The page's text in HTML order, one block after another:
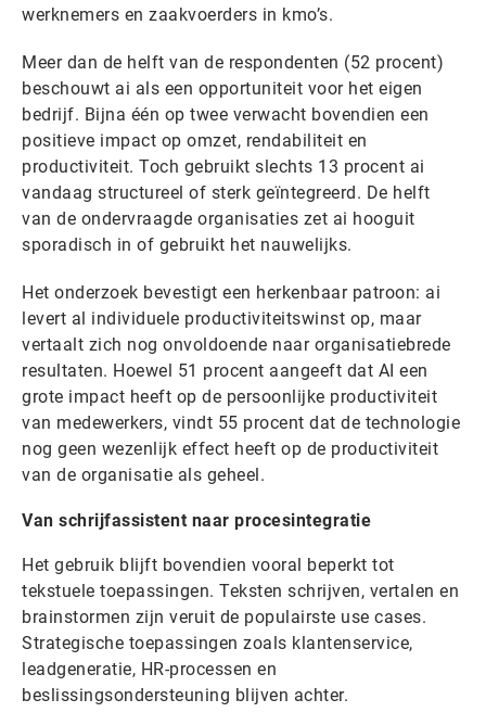
werknemers en zaakvoerders in kmo’s.
Meer dan de helft van de respondenten (52 procent)
beschouwt ai als een opportuniteit voor het eigen
bedrijf. Bijna één op twee verwacht bovendien een
positieve impact op omzet, rendabiliteit en
productiviteit. Toch gebruikt slechts 13 procent ai
vandaag structureel of sterk geïntegreerd. De helft
van de ondervraagde organisaties zet ai hooguit
sporadisch in of gebruikt het nauwelijks.
Het onderzoek bevestigt een herkenbaar patroon: ai
levert al individuele productiviteitswinst op, maar
vertaalt zich nog onvoldoende naar organisatiebrede
resultaten. Hoewel 51 procent aangeeft dat AI een
grote impact heeft op de persoonlijke productiviteit
van medewerkers, vindt 55 procent dat de technologie
nog geen wezenlijk effect heeft op de productiviteit
van de organisatie als geheel.
Van schrijfassistent naar procesintegratie
Het gebruik blijft bovendien vooral beperkt tot
tekstuele toepassingen. Teksten schrijven, vertalen en
brainstormen zijn veruit de populairste use cases.
Strategische toepassingen zoals klantenservice,
leadgeneratie, HR-processen en
beslissingsondersteuning blijven achter.